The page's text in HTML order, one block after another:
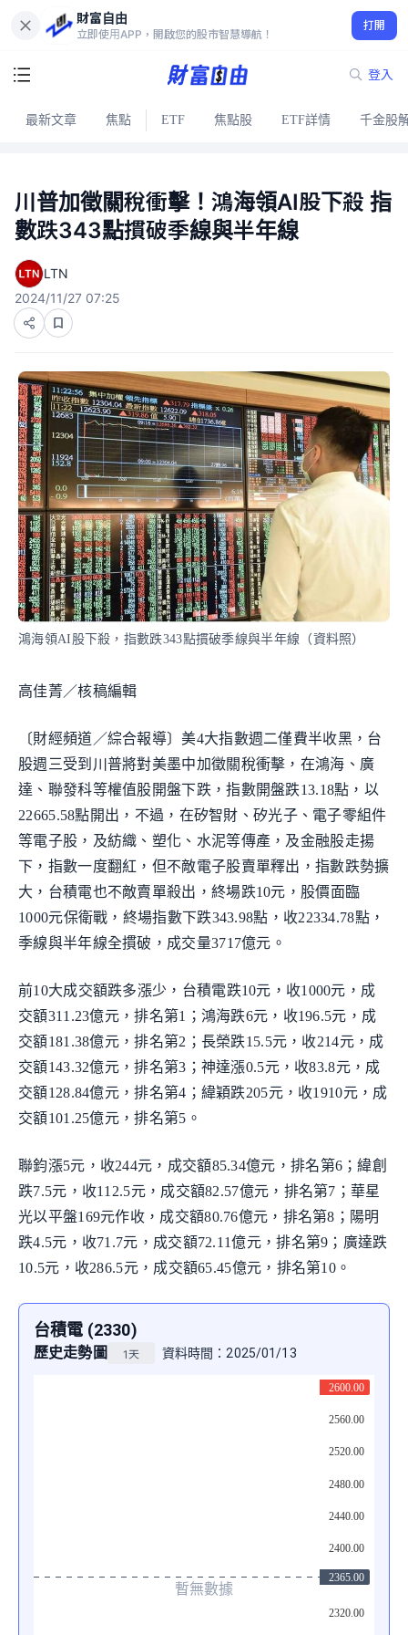
財富自由
立即使用APP，開啟您的股市智慧導航！
打開
登入
最新文章 焦點 ETF 焦點股 ETF詳情 千金股
川普加徵關稅衝擊！鴻海領AI股下殺 指
數跌343點摜破季線與半年線
LTN
2024/11/27 07:25
鴻海領AI股下殺，指數跌343點摜破季線與半年線（資料照）
高佳菁／核稿編輯
〔財經頻道／綜合報導〕美4大指數週二僅費半收黑，台
股週三受到川普將對美墨中加徵關稅衝擊，在鴻海、廣
達、聯發科等權值股開盤下跌，指數開盤跌13.18點，以
22665.58點開出，不過，在矽智財、矽光子、電子零組件
等電子股，及紡織、塑化、水泥等傳產，及金融股走揚
下，指數一度翻紅，但不敵電子股賣單釋出，指數跌勢擴
大，台積電也不敵賣單殺出，終場跌10元，股價面臨
1000元保衛戰，終場指數下跌343.98點，收22334.78點，
季線與半年線全摜破，成交量3717億元。
前10大成交額跌多漲少，台積電跌10元，收1000元，成
交額311.23億元，排名第1；鴻海跌6元，收196.5元，成
交額181.38億元，排名第2；長榮跌15.5元，收214元，成
交額143.32億元，排名第3；神達漲0.5元，收83.8元，成
交額128.84億元，排名第4；緯穎跌205元，收1910元，成
交額101.25億元，排名第5。
聯鈞漲5元，收244元，成交額85.34億元，排名第6；緯創
跌7.5元，收112.5元，成交額82.57億元，排名第7；華星
光以平盤169元作收，成交額80.76億元，排名第8；陽明
跌4.5元，收71.7元，成交額72.11億元，排名第9；廣達跌
10.5元，收286.5元，成交額65.45億元，排名第10。